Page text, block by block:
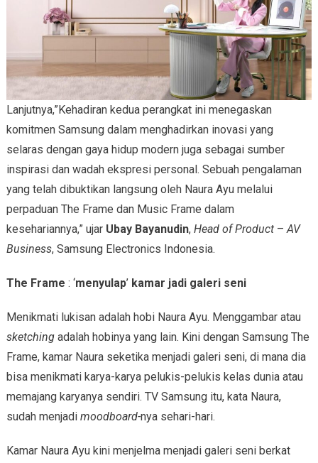
Lanjutnya,”Kehadiran kedua perangkat ini menegaskan
komitmen Samsung dalam menghadirkan inovasi yang
selaras dengan gaya hidup modern juga sebagai sumber
inspirasi dan wadah ekspresi personal. Sebuah pengalaman
yang telah dibuktikan langsung oleh Naura Ayu melalui
perpaduan The Frame dan Music Frame dalam
kesehariannya,” ujar Ubay Bayanudin, Head of Product –AV
Business, Samsung Electronics Indonesia.
The Frame : ‘menyulap’ kamar jadi galeri seni
Menikmati lukisan adalah hobi Naura Ayu. Menggambar atau
sketchingadalah hobinya yang lain. Kini dengan Samsung The
Frame, kamar Naura seketika menjadi galeri seni, di mana dia
bisa menikmati karya-karya pelukis-pelukis kelas dunia atau
memajang karyanya sendiri. TV Samsung itu, kata Naura,
sudah menjadi moodboard-nya sehari-hari.
Kamar Naura Ayu kini menjelma menjadi galeri seni berkat